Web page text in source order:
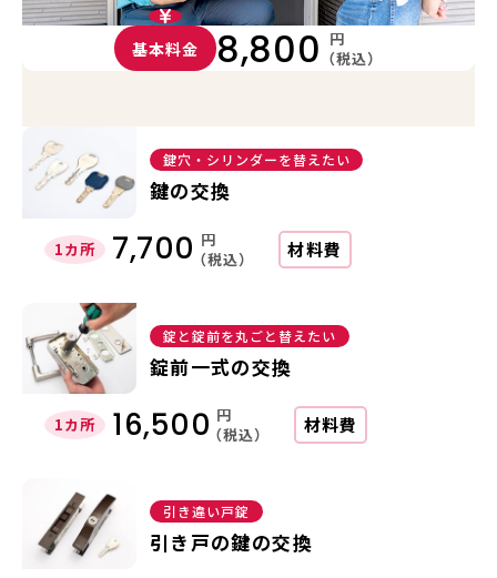
基本料金 8,800 円
（税込）
鍵穴・シリンダーを替えたい
鍵の交換
1カ所 7,700 円
（税込）
材料費
錠と錠前を丸ごと替えたい
錠前一式の交換
1カ所 16,500 円
（税込）
材料費
引き違い戸錠
引き戸の鍵の交換